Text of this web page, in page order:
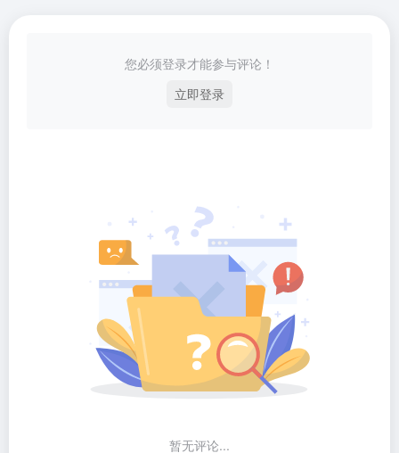
您必须登录才能参与评论！
立即登录
暂无评论...